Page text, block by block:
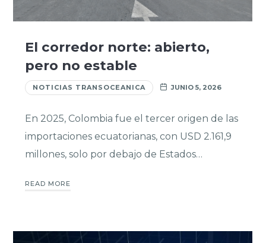
El corredor norte: abierto,
pero no estable
NOTICIAS TRANSOCEANICA JUNIO 5, 2026
En 2025, Colombia fue el tercer origen de las
importaciones ecuatorianas, con USD 2.161,9
millones, solo por debajo de Estados…
READ MORE